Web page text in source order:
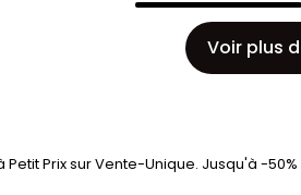
Voir plus
Prix sur Vente-Unique. Jusqu'à -